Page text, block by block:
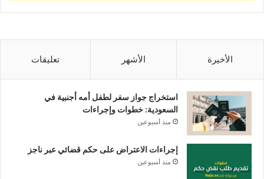
الأخيرة الأشهر تعليقات
استخراج جواز سفر لطفل أمه أجنبية في
السعودية: خطوات وإجراءات
منذ أسبوعين
إجراءات الاعتراض على حكم قضائي عبر ناجز
منذ أسبوعين